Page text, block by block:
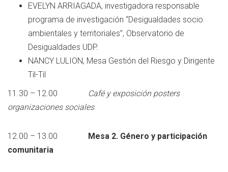
EVELYN ARRIAGADA, investigadora responsable
programa de investigación “Desigualdades socio
ambientales y territoriales”, Observatorio de
Desigualdades UDP.
NANCY LULION, Mesa Gestión del Riesgo y Dirigente
Til-Til
11.30 – 12.00
Café y exposición posters
organizaciones sociales
12.00 – 13.00 Mesa 2. Género y participación
comunitaria